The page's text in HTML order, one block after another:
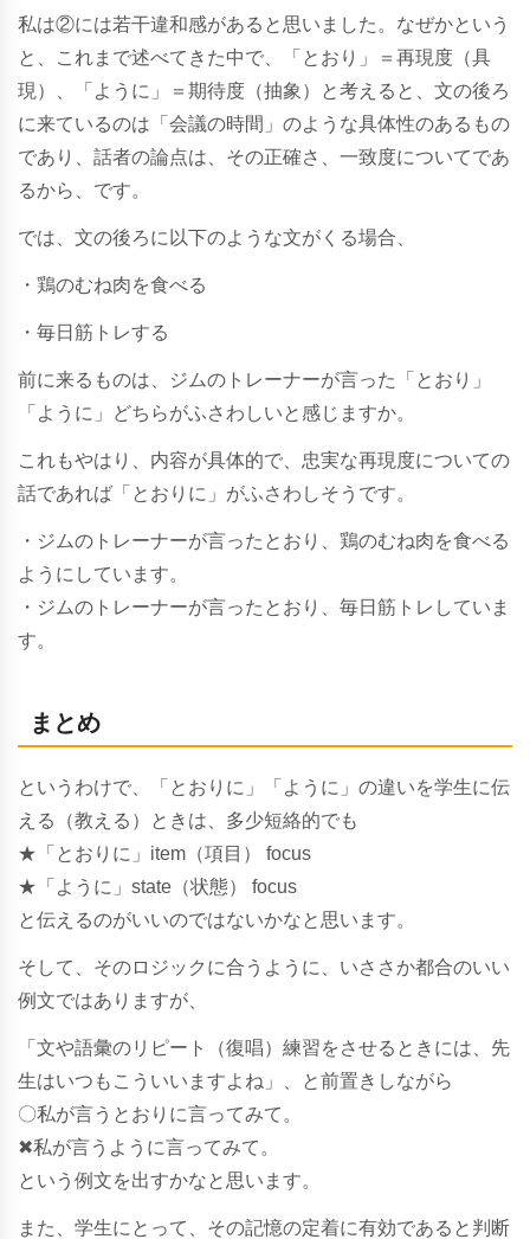
私は②には若干違和感があると思いました。なぜかという
と、これまで述べてきた中で、「とおり」＝再現度（具
現）、「ように」＝期待度（抽象）と考えると、文の後ろ
に来ているのは「会議の時間」のような具体性のあるもの
であり、話者の論点は、その正確さ、一致度についてであ
るから、です。
では、文の後ろに以下のような文がくる場合、
・鶏のむね肉を食べる
・毎日筋トレする
前に来るものは、ジムのトレーナーが言った「とおり」
「ように」どちらがふさわしいと感じますか。
これもやはり、内容が具体的で、忠実な再現度についての
話であれば「とおりに」がふさわしそうです。
・ジムのトレーナーが言ったとおり、鶏のむね肉を食べる
ようにしています。
・ジムのトレーナーが言ったとおり、毎日筋トレしていま
す。
まとめ
というわけで、「とおりに」「ように」の違いを学生に伝
える（教える）ときは、多少短絡的でも
★「とおりに」item（項目） focus
★「ように」state（状態） focus
と伝えるのがいいのではないかなと思います。
そして、そのロジックに合うように、いささか都合のいい
例文ではありますが、
「文や語彙のリピート（復唱）練習をさせるときには、先
生はいつもこういいますよね」、と前置きしながら
〇私が言うとおりに言ってみて。
✖私が言うように言ってみて。
という例文を出すかなと思います。
また、学生にとって、その記憶の定着に有効であると判断